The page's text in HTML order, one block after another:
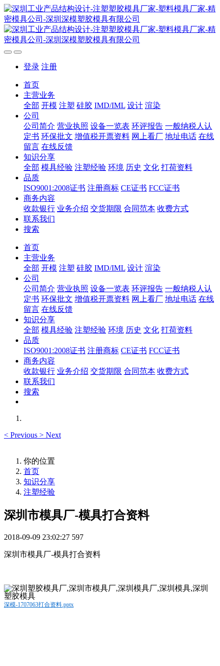
登录 注册
首页
主营业务
全部 开模 注塑 硅胶 IMD/IML 设计 渲染
公司
公司简介 营业执照 设备一览表 环评报告 一般纳税人认
定书 环保批文 增值税开票资料 网上看厂 地址电话 在线
留言 在线反馈
知识分享
全部 模具经验 注塑经验 环境 历史 文化 打荷资料
品质
ISO9001:2008证书 注册商标 CE证书 FCC证书
商务内容
收款银行 业务介绍 交货期限 合同范本 收费方式
联系我们
搜索
首页
主营业务
全部 开模 注塑 硅胶 IMD/IML 设计 渲染
公司
公司简介 营业执照 设备一览表 环评报告 一般纳税人认
定书 环保批文 增值税开票资料 网上看厂 地址电话 在线
留言 在线反馈
知识分享
全部 模具经验 注塑经验 环境 历史 文化 打荷资料
品质
ISO9001:2008证书 注册商标 CE证书 FCC证书
商务内容
收款银行 业务介绍 交货期限 合同范本 收费方式
联系我们
搜索
< Previous > Next
你的位置
首页
知识分享
注塑经验
深圳市模具厂-模具打合资料
2018-09-09 23:02:27 597
深圳市模具厂-模具打合资料
深模-1707063打合资料.pptx